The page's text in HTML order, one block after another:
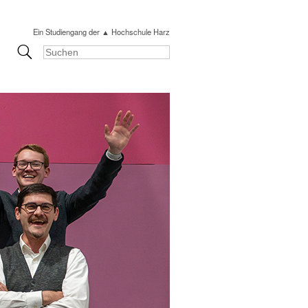
Ein Studiengang der ▲ Hochschule Harz